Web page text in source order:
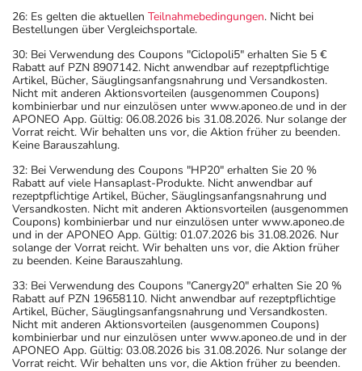
26: Es gelten die aktuellen Teilnahmebedingungen. Nicht bei
Bestellungen über Vergleichsportale.
30: Bei Verwendung des Coupons "Ciclopoli5" erhalten Sie 5 €
Rabatt auf PZN 8907142. Nicht anwendbar auf rezeptpflichtige
Artikel, Bücher, Säuglingsanfangsnahrung und Versandkosten.
Nicht mit anderen Aktionsvorteilen (ausgenommen Coupons)
kombinierbar und nur einzulösen unter www.aponeo.de und in der
APONEO App. Gültig: 06.08.2026 bis 31.08.2026. Nur solange der
Vorrat reicht. Wir behalten uns vor, die Aktion früher zu beenden.
Keine Barauszahlung.
32: Bei Verwendung des Coupons "HP20" erhalten Sie 20 %
Rabatt auf viele Hansaplast-Produkte. Nicht anwendbar auf
rezeptpflichtige Artikel, Bücher, Säuglingsanfangsnahrung und
Versandkosten. Nicht mit anderen Aktionsvorteilen (ausgenommen
Coupons) kombinierbar und nur einzulösen unter www.aponeo.de
und in der APONEO App. Gültig: 01.07.2026 bis 31.08.2026. Nur
solange der Vorrat reicht. Wir behalten uns vor, die Aktion früher
zu beenden. Keine Barauszahlung.
33: Bei Verwendung des Coupons "Canergy20" erhalten Sie 20 %
Rabatt auf PZN 19658110. Nicht anwendbar auf rezeptpflichtige
Artikel, Bücher, Säuglingsanfangsnahrung und Versandkosten.
Nicht mit anderen Aktionsvorteilen (ausgenommen Coupons)
kombinierbar und nur einzulösen unter www.aponeo.de und in der
APONEO App. Gültig: 03.08.2026 bis 31.08.2026. Nur solange der
Vorrat reicht. Wir behalten uns vor, die Aktion früher zu beenden.